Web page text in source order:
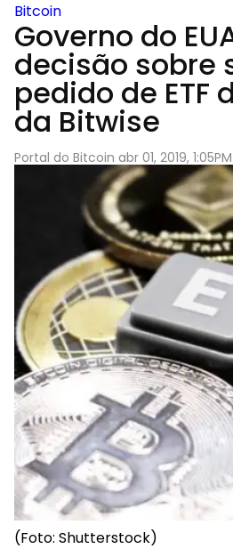
Bitcoin
Governo do
decisão sobre
pedido de ETF
da Bitwise
Portal do Bitcoin abr 01, 2019, 1:05PM
(Foto: Shutterstock)